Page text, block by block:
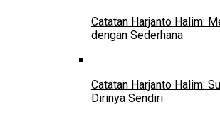
Catatan Harjanto Halim:
dengan Sederhana
Catatan Harjanto Halim:
Dirinya Sendiri